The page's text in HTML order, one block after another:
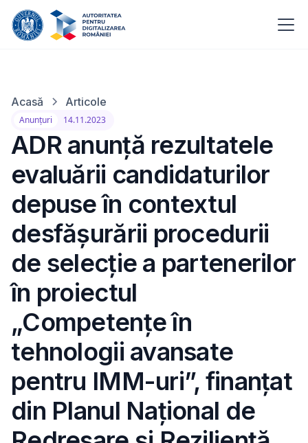
Acasă Articole
Anunțuri 14.11.2023
ADR anunță rezultatele
evaluării candidaturilor
depuse în contextul
desfășurării procedurii
de selecție a partenerilor
în proiectul
„Competențe în
tehnologii avansate
pentru IMM-uri”, finanțat
din Planul Național de